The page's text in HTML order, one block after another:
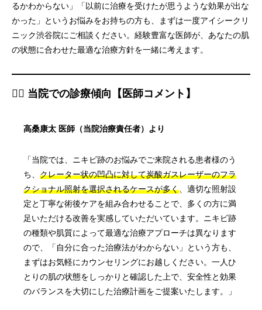
るかわからない」「以前に治療を受けたが思うような効果が出な
かった」というお悩みをお持ちの方も、まずは一度アイシークリ
ニック渋谷院にご相談ください。経験豊富な医師が、あなたの肌
の状態に合わせた最適な治療方針を一緒に考えます。
👨‍⚕️ 当院での診療傾向【医師コメント】
高桑康太 医師（当院治療責任者）より
「当院では、ニキビ跡のお悩みでご来院される患者様のう
ち、 クレーター状の凹凸に対して炭酸ガスレーザーのフラ
クショナル照射を選択されるケースが多く 、適切な照射設
定と丁寧な術後ケアを組み合わせることで、多くの方に満
足いただける改善を実感していただいています。ニキビ跡
の種類や肌質によって最適な治療アプローチは異なります
ので、「自分に合った治療法がわからない」という方も、
まずはお気軽にカウンセリングにお越しください。一人ひ
とりの肌の状態をしっかりと確認した上で、安全性と効果
のバランスを大切にした治療計画をご提案いたします。」